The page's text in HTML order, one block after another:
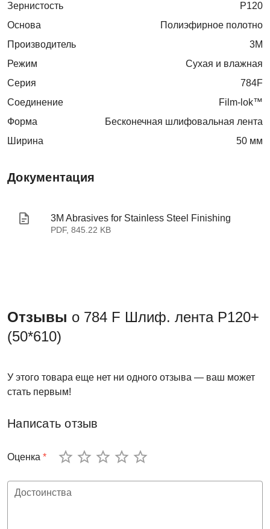
Зернистость
P120
Основа
Полиэфирное полотно
Производитель
3M
Режим
Сухая и влажная
Серия
784F
Соединение
Film-lok™
Форма
Бесконечная шлифовальная лента
Ширина
50 мм
Документация
3M Abrasives for Stainless Steel Finishing
PDF, 845.22 KB
Отзывы о 784 F Шлиф. лента Р120+
(50*610)
Написать отзыв
Оценка *
Достоинства
У этого товара еще нет ни одного отзыва — ваш может
стать первым!